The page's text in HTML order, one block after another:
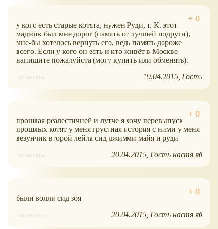
у кого есть старые котята, нужен Руди, т. К. этот
маджик был мне дорог (память от лучшей подруги),
мне-бы хотелось вернуть его, ведь память дороже
всего. Если у кого он есть и кто живёт в Москве
напишите пожалуйста (могу купить или обменять).
ответить 19.04.2015 Гость
прошлая реалестичней и лутче я хочу перевыпуск
прошлых котят у меня грустная история с ними у меня
везунчик второй лейла сид джимми майя и руди
ответить 20.04.2015 Гость настя яб
были волли сид зоя
ответить 20.04.2015 Гость настя яб